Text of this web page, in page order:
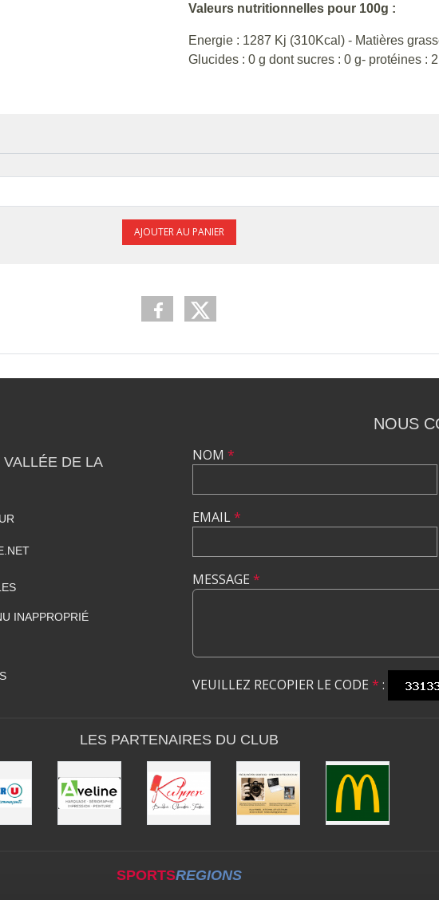
Valeurs nutritionnelles pour 100g :
Energie : 1287 Kj (310Kcal) - Matières
Glucides : 0 g dont sucres : 0 g- protéines :
AJOUTER AU PANIER
DE LA
INAPPROPRIÉ
NOUS
NOM *
EMAIL*
MESSAGE *
VEUILLEZ RECOPIER LE CODE * :
LES PARTENAIRES DU CLUB
SPORTSREGIONS